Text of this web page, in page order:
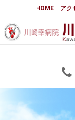
HOME アク
大動脈センターにつ
はじめに
都道府県別患者マップ
大動脈瘤について 基本